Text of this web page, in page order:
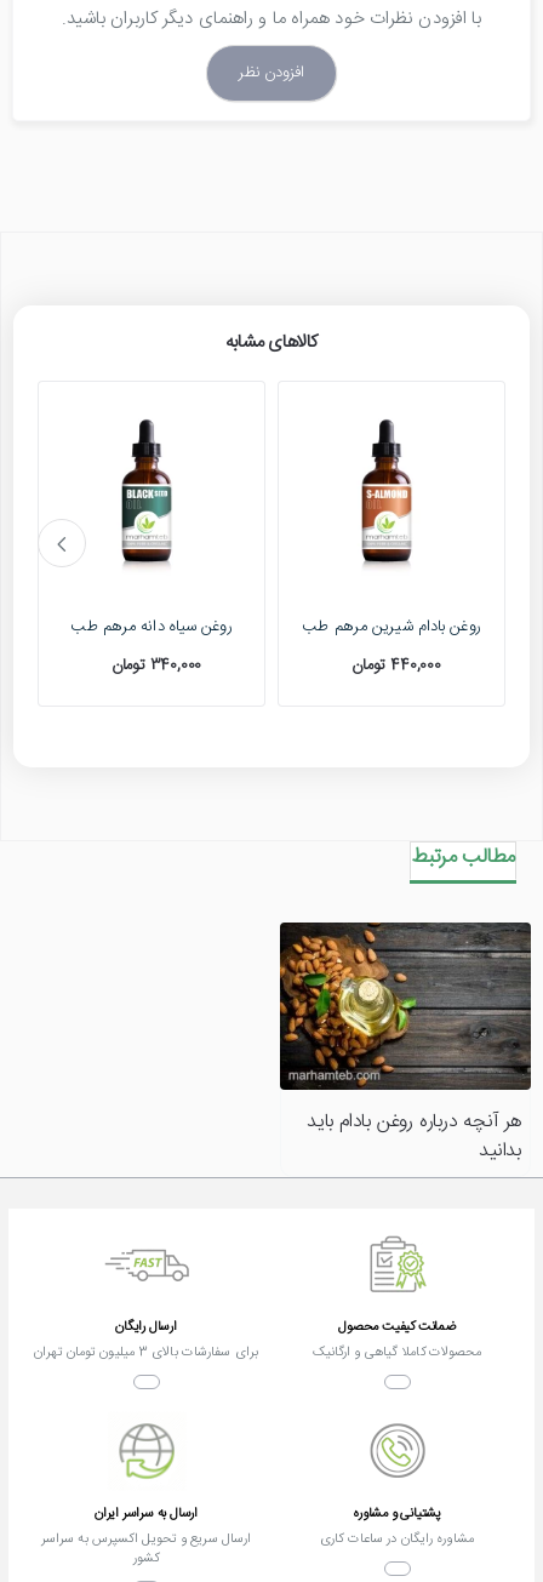
کننده و نرم کننده مو
روغن بادام تلخ برای تقویت ابرو و مژه بسیار مفید
کاهش خارش، درمان خشکی پوست، اگزما،
روغن بادام تلخ برای درمان درد های مفصلی و گرفتگی های
بر روی نواحی مورد نظر ماساژ دهید.
روغن بادام تلخ برای تقویت رشد مو و درمان موخوره
دو ساعت قبل از حمام چند قطره از روغن بادام تلخ را بر روی
روغن بادام تلخ برای پوست صورت و درمان لک های پوستی
برای بهره مندی کامل از خواص روغن بادام تلخ، ضروری است
محصولات موجود در بازار ممکن است کیفیت پایین داشته
باشند یا حاوی مواد افزودنی باشند که اثرات منفی بر سلامتی
دارند. فروشگاه مرهم طب با ارائه روغن بادام تلخ کاملا طبیعی
و ارگانیک، تضمین می کند تا مشتریان به محصولی باکیفیت
دسترسی داشته باشند.
مرهم طب علاوه بر توجه ویژه به کیفیت محصولات، تلاش
می کند تا قیمت ها را مناسب نگه دارد تا همه بتوانند از
فواید این روغن ارزشمند بهره مند شوند. شما می توانید
روغن بادام تلخ را به صورت حضوری یا آنلاین از این فروشگاه
خواهید کرد.
با افزودن نظرات خود همراه ما و راهنمای دیگر کاربران باشید.
افزودن نظر
کالاهای مشابه
روغن بادام شیرین مرهم طب
440,000 تومان
روغن سیاه دانه مرهم طب
340,000 تومان
مطالب مرتبط
هر آنچه درباره روغن بادام باید
بدانید
ضمانت کیفیت محصول
محصولات کاملا گیاهی و ارگانیک
ارسال رایگان
برای سفارشات بالای 3 میلیون تومان تهران
پشتیانی و مشاوره
مشاوره رایگان در ساعات کاری
ارسال به سراسر ایران
ارسال سریع و تحویل اکسپرس به سراسر
کشور